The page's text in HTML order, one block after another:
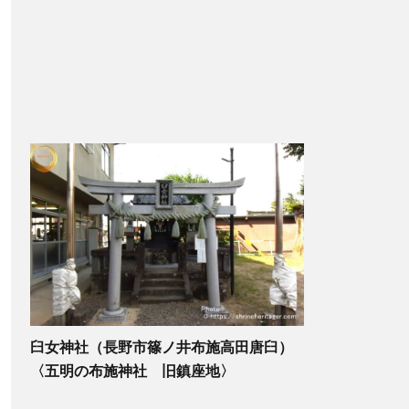
臼女神社（長野市篠ノ井布施高田唐臼）
〈五明の布施神社 旧鎮座地〉